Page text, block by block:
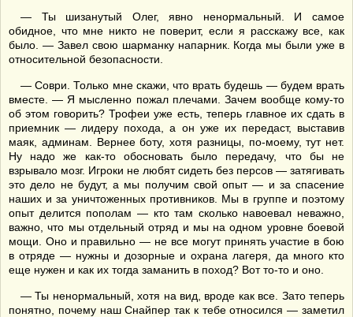
— Ты шизанутый Олег, явно ненормальный. И самое
обидное, что мне никто не поверит, если я расскажу все, как
было. — Завел свою шарманку напарник. Когда мы были уже в
относительной безопасности.
— Соври. Только мне скажи, что врать будешь — будем врать
вместе. — Я мысленно пожал плечами. Зачем вообще кому-то
об этом говорить? Трофеи уже есть, теперь главное их сдать в
приемник — лидеру похода, а он уже их передаст, выставив
маяк, админам. Вернее боту, хотя разницы, по-моему, тут нет.
Ну надо же как-то обосновать было передачу, что бы не
взрывало мозг. Игроки не любят сидеть без персов — затягивать
это дело не будут, а мы получим свой опыт — и за спасение
наших и за уничтоженных противников. Мы в группе и поэтому
опыт делится пополам — кто там сколько навоевал неважно,
важно, что мы отдельный отряд и мы на одном уровне боевой
мощи. Оно и правильно — не все могут принять участие в бою
в отряде — нужны и дозорные и охрана лагеря, да много кто
еще нужен и как их тогда заманить в поход? Вот то-то и оно.
— Ты ненормальный, хотя на вид, вроде как все. Зато теперь
понятно, почему наш Снайпер так к тебе относился — заметил